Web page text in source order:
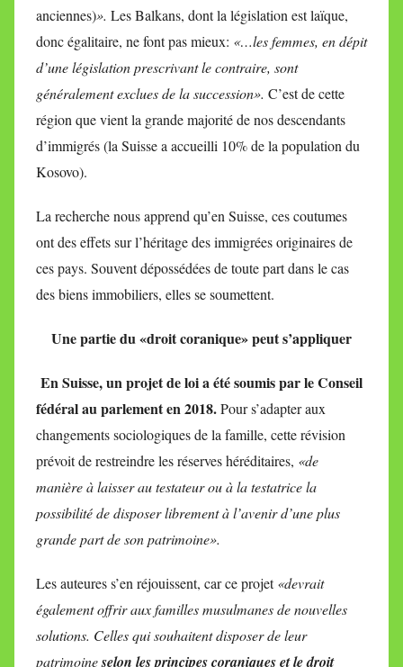
anciennes)». Les Balkans, dont la législation est laïque,
donc égalitaire, ne font pas mieux: «…les femmes, en dépit
d’une législation prescrivant le contraire, sont
généralement exclues de la succession». C’est de cette
région que vient la grande majorité de nos descendants
d’immigrés (la Suisse a accueilli 10% de la population du
Kosovo).
La recherche nous apprend qu’en Suisse, ces coutumes
ont des effets sur l’héritage des immigrées originaires de
ces pays. Souvent dépossédées de toute part dans le cas
des biens immobiliers, elles se soumettent.
Une partie du «droit coranique» peut s’appliquer
En Suisse, un projet de loi a été soumis par le Conseil
fédéral au parlement en 2018.Pour s’adapter aux
changements sociologiques de la famille, cette révision
prévoit de restreindre les réserves héréditaires, «de
manière à laisser au testateur ou à la testatrice la
possibilité de disposer librement à l’avenir d’une plus
grande part de son patrimoine».
Les auteures s’en réjouissent, car ce projet«devrait
également offrir aux familles musulmanes de nouvelles
solutions. Celles qui souhaitent disposer de leur
patrimoineselon les principes coraniques et le droit